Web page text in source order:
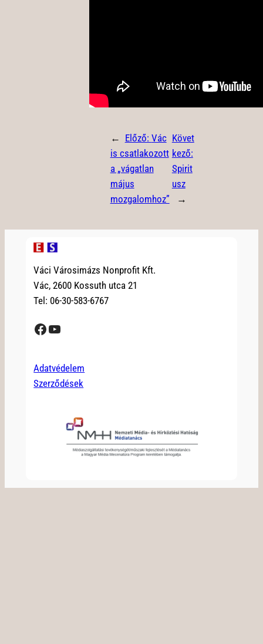
← Előző: Vác
is csatlakozott
a „vágatlan
május
mozgalomhoz”
Követ
kező:
Spirit
usz
→
Váci Városimázs Nonprofit Kft.
Vác, 2600 Kossuth utca 21
Tel: 06-30-583-6767
Facebook YouTube
Adatvédelem
Szerződések